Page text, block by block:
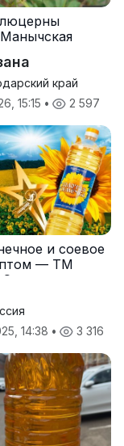
край
15:15 • 2 597
и соевое
— ТМ
14:38 • 3 316